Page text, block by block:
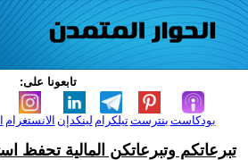
تابعونا على:
الانستغرام لينكدإن تيلكرامبنترست بودكاست
تبرعاتكم وتبرعاتكن المالية تحفظ